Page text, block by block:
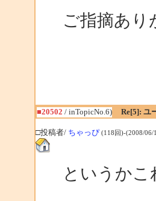
ご指摘あり
■20502 / inTopicNo.6) Re[5]: ユ
□投稿者/ ちゃっぴ (118回)-(2008/06/
というかこ